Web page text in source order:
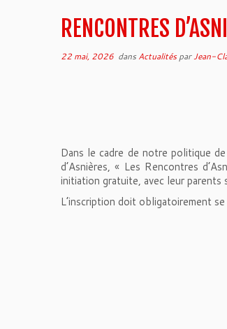
RENCONTRES
22 mai, 2026 dans ActualitésparJean-
Dans le cadre de notre politique
d’Asnières, « Les Rencontres
initiation gratuite, avec leur
L’inscription doit obligatoirement